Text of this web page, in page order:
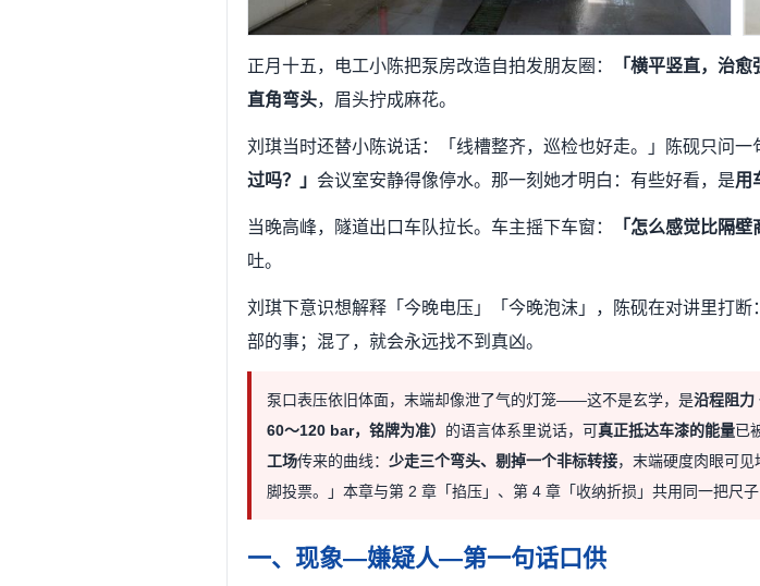
正月十五，电工小陈把泵房改造自拍发朋友圈： 「横平竖直，治愈
直角弯头，眉头拧成麻花。
刘琪当时还替小陈说话：「线槽整齐，巡检也好走。」陈砚只问一
过吗？」 会议室安静得像停水。那一刻她才明白：有些好看，是用
当晚高峰，隧道出口车队拉长。车主摇下车窗： 「怎么感觉比隔壁
吐。
刘琪下意识想解释「今晚电压」「今晚泡沫」，陈砚在对讲里打断：
部的事；混了，就会永远找不到真凶。
泵口表压依旧体面，末端却像泄了气的灯笼——这不是玄学，是沿程阻力
60～120 bar，铭牌为准） 的语言体系里说话，可真正抵达车漆的能量已
工场传来的曲线： 少走三个弯头、剔掉一个非标转接，末端硬度肉眼可
脚投票。」本章与第 2 章「掐压」、第 4 章「收纳折损」共用同一把尺子
一、现象—嫌疑人—第一句话口供